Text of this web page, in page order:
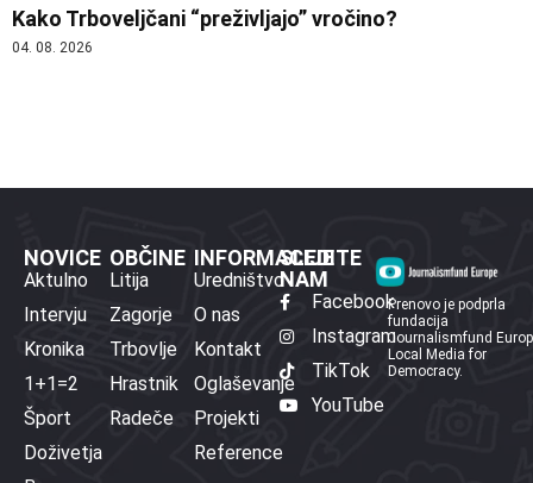
Kako Trboveljčani “preživljajo” vročino?
04. 08. 2026
NOVICE
Aktulno
Intervju
Kronika
1+1=2
Šport
Doživetja
OBČINE
Litija
Zagorje
Trbovlje
Hrastnik
Radeče
INFORMACIJE
Uredništvo
O nas
Kontakt
Oglaševanje
Projekti
Reference
SLEDITE
NAM
Facebook
Instagram
TikTok
YouTube
Prenovo je podprla
fundacija
Journalismfund
Local Media for
Democracy.